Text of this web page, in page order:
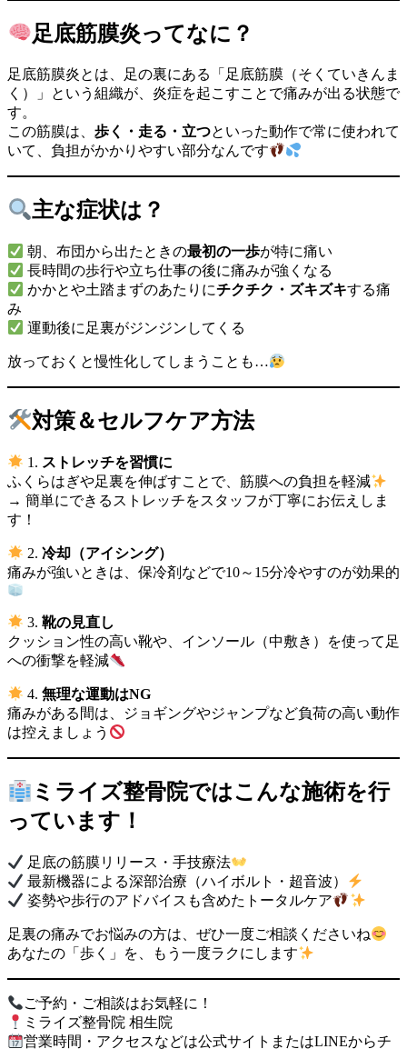
足底筋膜炎ってなに？
足底筋膜炎とは、足の裏にある「足底筋膜（そくていきんま
く）」という組織が、炎症を起こすことで痛みが出る状態で
す。
この筋膜は、 歩く・走る・立つといった動作で常に使われて
いて、負担がかかりやすい部分なんです
主な症状は？
朝、布団から出たときの最初の一歩が特に痛い
長時間の歩行や立ち仕事の後に痛みが強くなる
かかとや土踏まずのあたりにチクチク・ズキズキする痛
み
運動後に足裏がジンジンしてくる
放っておくと慢性化してしまうことも…
対策＆セルフケア方法
1. ストレッチを習慣に
ふくらはぎや足裏を伸ばすことで、筋膜への負担を軽減
→ 簡単にできるストレッチをスタッフが丁寧にお伝えしま
す！
2.冷却（アイシング）
痛みが強いときは、保冷剤などで10～15分冷やすのが効果的
3.靴の見直し
クッション性の高い靴や、インソール（中敷き）を使って足
への衝撃を軽減
4.無理な運動はNG
痛みがある間は、ジョギングやジャンプなど負荷の高い動作
は控えましょう
ミライズ整骨院ではこんな施術を行
っています！
足底の筋膜リリース・手技療法
最新機器による深部治療（ハイボルト・超音波）
姿勢や歩行のアドバイスも含めたトータルケア
足裏の痛みでお悩みの方は、ぜひ一度ご相談くださいね
あなたの「歩く」を、もう一度ラクにします
ご予約・ご相談はお気軽に！
ミライズ整骨院 相生院
営業時間・アクセスなどは公式サイトまたはLINEからチ